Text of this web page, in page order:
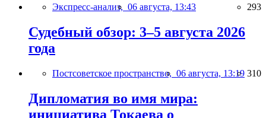
Экспресс-анализ, 06 августа, 13:43 293
Судебный обзор: 3–5 августа 2026
года
Постсоветское пространство, 06 августа, 13:19 310
Дипломатия во имя мира:
инициатива Токаева о